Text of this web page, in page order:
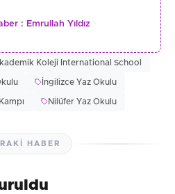
: Emrullah Yıldız
Koleji International School
İngilizce Yaz Okulu
Nilüfer Yaz Okulu
HABER